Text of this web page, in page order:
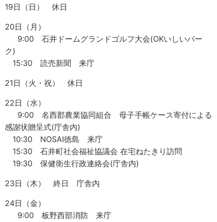
19日（日） 休日
20日（月）
9:00 石井ドームグランドゴルフ大会(OKいしいパー
ク)
15:30 読売新聞 来庁
21日（火・祝） 休日
22日（水）
9:00 名西郡農業協同組合 母子手帳ケース寄付による
感謝状贈呈式(庁舎内)
10:30 NOSAI徳島 来庁
15:30 石井町社会福祉協議会 在宅ねたきり訪問
19:30 保健衛生行政連絡会(庁舎内)
23日（木） 終日 庁舎内
24日（金）
9:00 板野西部消防 来庁